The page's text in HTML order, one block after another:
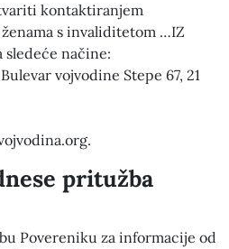
kontaktiranjem
s invaliditetom …IZ
sledeće načine:
vojvodine Stepe 67, 21
pritužba
Povereniku za informacije od